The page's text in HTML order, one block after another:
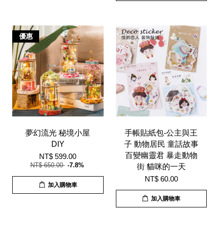
優惠
夢幻流光 秘境小屋
DIY
NT$ 599.00
NT$ 650.00 -7.8%
加入購物車
手帳貼紙包-公主與王
子 動物居民 童話故事
百變幽靈君 暴走動物
街 貓咪的一天
NT$ 60.00
加入購物車